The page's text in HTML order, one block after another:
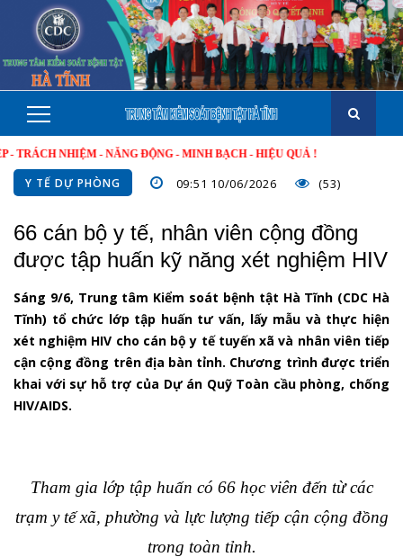
NHIỆM - NĂNG ĐỘNG - MINH BẠCH - HIỆU QUẢ !
Y TẾ DỰ PHÒNG 09:51 10/06/2026 (53)
66 cán bộ y tế, nhân viên cộng đồng
được tập huấn kỹ năng xét nghiệm HIV
Sáng 9/6, Trung tâm Kiểm soát bệnh tật Hà Tĩnh (CDC Hà
Tĩnh) tổ chức lớp tập huấn tư vấn, lấy mẫu và thực hiện
xét nghiệm HIV cho cán bộ y tế tuyến xã và nhân viên tiếp
cận cộng đồng trên địa bàn tỉnh. Chương trình được triển
khai với sự hỗ trợ của Dự án Quỹ Toàn cầu phòng, chống
HIV/AIDS.
Tham gia lớp tập huấn có 66 học viên đến từ các
trạm y tế xã, phường và lực lượng tiếp cận cộng đồng
trong toàn tỉnh.